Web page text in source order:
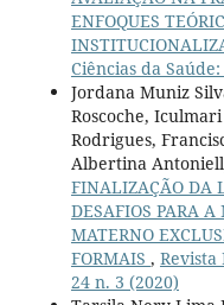
ENFOQUES
Ciências da
Jordana Muniz
Roscoche,
Rodrigues,
Albertina
FINALIZAÇÃO DA
DESAFIOS PARA
MATERNO
FORMAIS , Revista
24 n. 3 (2020)